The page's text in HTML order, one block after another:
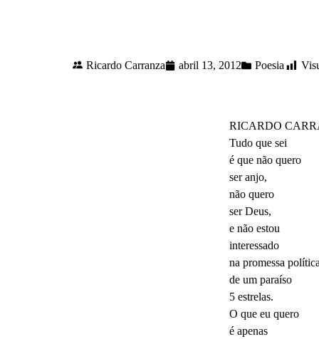
Ricardo Carranza abril 13, 2012 Poesia
RICARDO
Tudo que sei
é que não quero
ser anjo,
não quero
ser Deus,
e não estou
interessado
na promessa política
de um paraíso
5 estrelas.
O que eu quero
é apenas